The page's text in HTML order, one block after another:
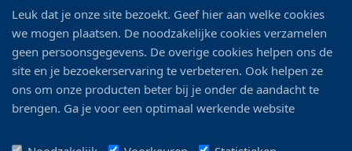
0546 - 622 990
06 - 11 19 81 42
info@bo-vis.nl
Leuk dat je onze site bezoekt. Geef hier aan welke cookies
we mogen plaatsen. De noodzakelijke cookies verzamelen
geen persoonsgegevens. De overige cookies helpen ons de
site en je bezoekerservaring te verbeteren. Ook helpen ze
ons om onze producten beter bij je onder de aandacht te
brengen. Ga je voor een optimaal werkende website